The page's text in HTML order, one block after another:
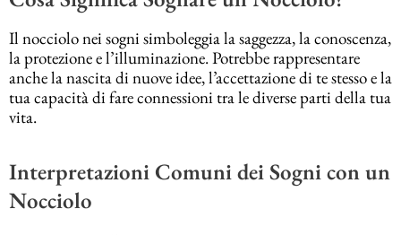
Il nocciolo nei sogni simboleggia la saggezza, la conoscenza,
la protezione e l’illuminazione. Potrebbe rappresentare
anche la nascita di nuove idee, l’accettazione di te stesso e la
tua capacità di fare connessioni tra le diverse parti della tua
vita.
Interpretazioni Comuni dei Sogni con un
Nocciolo